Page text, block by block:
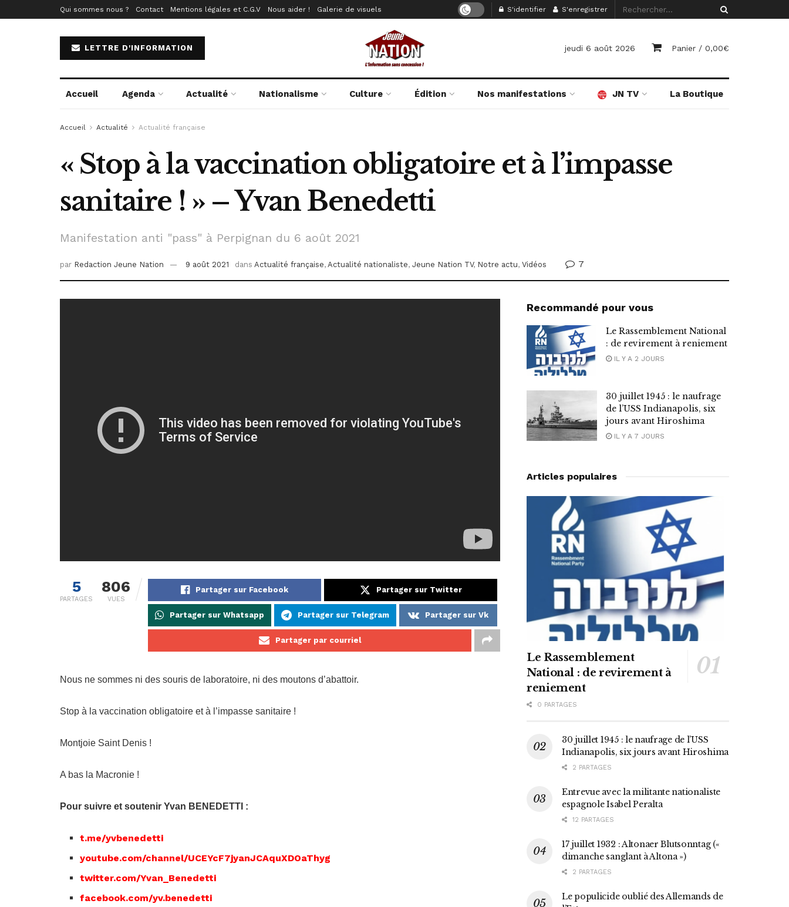
Qui sommes nous ? Contact Mentions légales et C.G.V Nous aider ! Galerie de visuels S'identifier S'enregistrer
LETTRE D'INFORMATION jeudi 6 août 2026 Panier / 0,00€
Accueil Agenda Actualité Nationalisme Culture Édition Nos manifestations JN TV La Boutique
Accueil Actualité Actualité française
« Stop à la vaccination obligatoire et à l’impasse
sanitaire ! » – Yvan Benedetti
Manifestation anti "pass" à Perpignan du 6 août 2021
par Redaction Jeune Nation 9 août 2021 dans Actualité française, Actualité nationaliste, Jeune Nation TV, Notre actu, Vidéos 7
5
PARTAGES
806
VUES
Partager sur Facebook Partager sur Twitter
Partager sur Whatsapp Partager sur Telegram Partager sur Vk
Partager par courriel
Nous ne sommes ni des souris de laboratoire, ni des moutons d’abattoir.
Stop à la vaccination obligatoire et à l’impasse sanitaire !
Montjoie Saint Denis !
A bas la Macronie !
Pour suivre et soutenir Yvan BENEDETTI :
t.me/yvbenedetti
youtube.com/channel/UCEYcF7jyanJCAquXDOaThyg
twitter.com/Yvan_Benedetti
facebook.com/yv.benedetti
Recommandé pour vous
Le Rassemblement National
: de revirement à reniement
IL Y A 2 JOURS
30 juillet 1945 : le naufrage
de l’USS Indianapolis, six
jours avant Hiroshima
IL Y A 7 JOURS
Articles populaires
Le Rassemblement
National : de revirement à
reniement
0 PARTAGES
30 juillet 1945 : le naufrage de l’USS
Indianapolis, six jours avant Hiroshima
2 PARTAGES
Entrevue avec la militante nationaliste
espagnole Isabel Peralta
12 PARTAGES
17 juillet 1932 : Altonaer Blutsonntag («
dimanche sanglant à Altona »)
2 PARTAGES
Le populicide oublié des Allemands de